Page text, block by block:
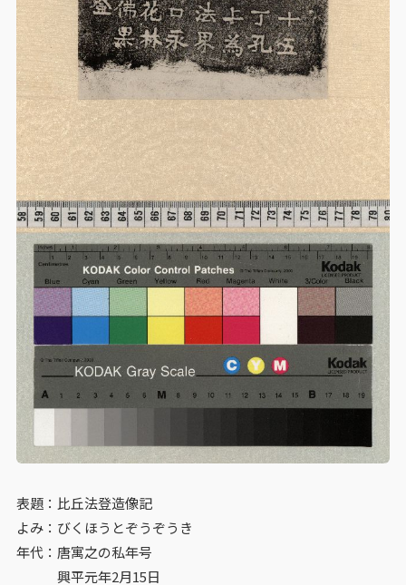
表題：比丘法登造像記
よみ：びくほうとぞうぞうき
年代：唐寓之の私年号
興平元年2月15日